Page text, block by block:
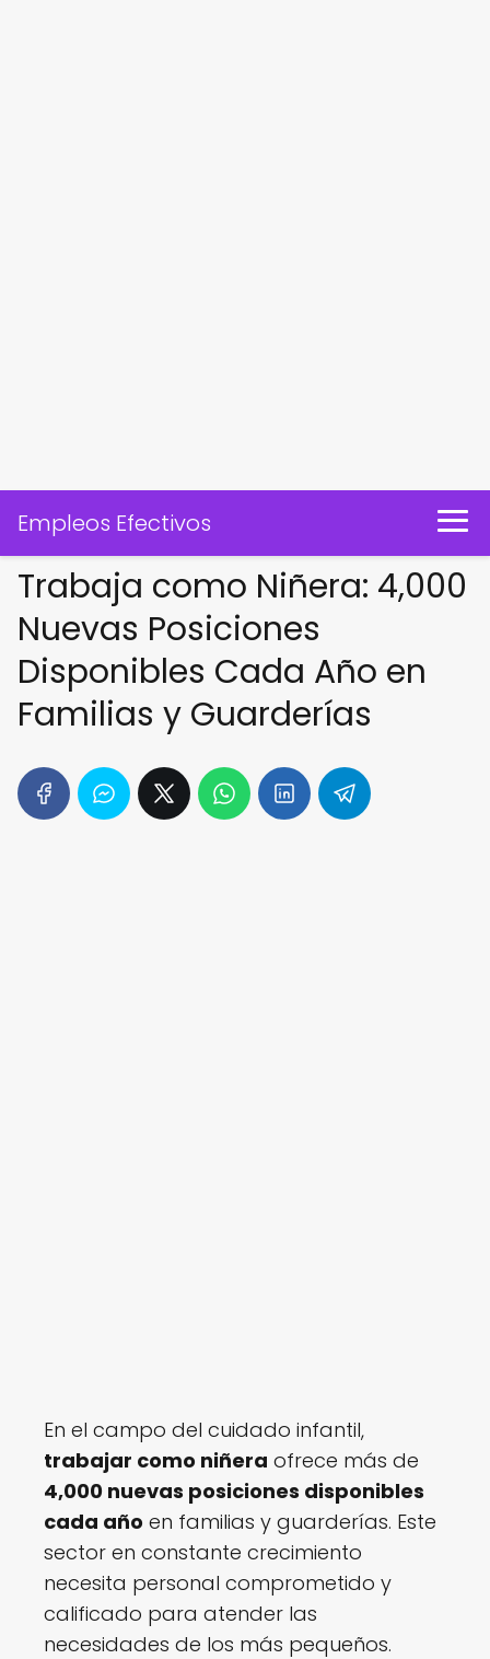
Empleos Efectivos
Trabaja como Niñera: 4,000
Nuevas Posiciones
Disponibles Cada Año en
Familias y Guarderías
En el campo del cuidado infantil,
trabajar como niñera ofrece más de
4,000 nuevas posiciones disponibles
cada año en familias y guarderías. Este
sector en constante crecimiento
necesita personal comprometido y
calificado para atender las
necesidades de los más pequeños.